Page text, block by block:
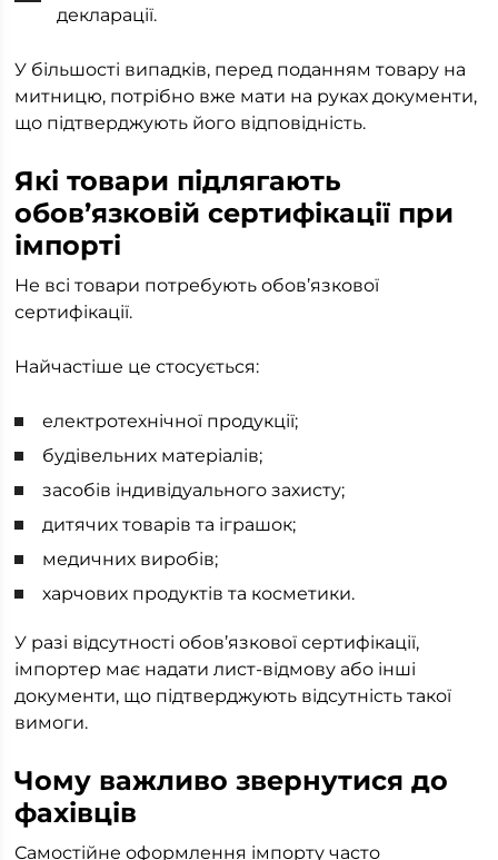
декларації.
У більшості випадків, перед поданням товару на
митницю, потрібно вже мати на руках документи,
що підтверджують його відповідність.
Які товари підлягають
обов’язковій сертифікації при
імпорті
Не всі товари потребують обов’язкової
сертифікації.
Найчастіше це стосується:
електротехнічної продукції;
будівельних матеріалів;
засобів індивідуального захисту;
дитячих товарів та іграшок;
медичних виробів;
харчових продуктів та косметики.
У разі відсутності обов’язкової сертифікації,
імпортер має надати лист-відмову або інші
документи, що підтверджують відсутність такої
вимоги.
Чому важливо звернутися до
фахівців
Самостійне оформлення імпорту часто